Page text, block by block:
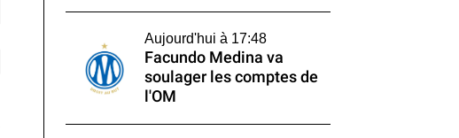
Aujourd'hui à 17:48
Facundo Medina va
soulager les comptes de
l'OM